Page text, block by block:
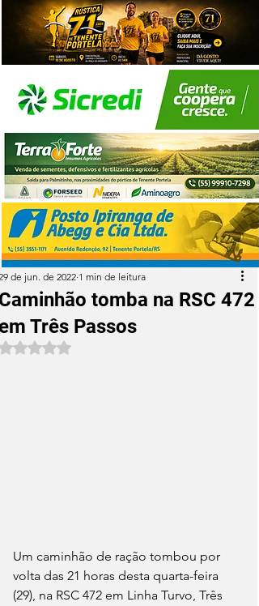
tomba na RSC 472
Três Passos
de jun. de 2022 1 min de leitura
Avaliado com NaN de 5 estrelas.
Um caminhão de ração tombou por
volta das 21 horas desta quarta-feira
(29), na RSC 472 em Linha Turvo, Três